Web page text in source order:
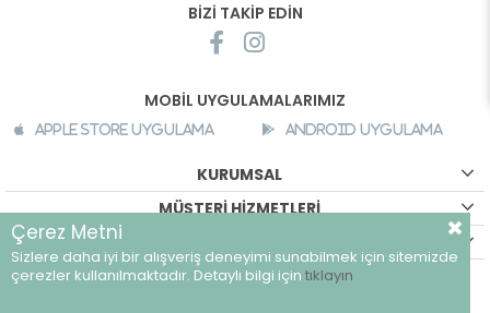
BİZİ TAKİP EDİN
MOBİL UYGULAMALARIMIZ
Apple Store Uygulama Android Uygulama
KURUMSAL
MÜŞTERİ HİZMETLERİ
©breeze.com.tr - Tüm hakları saklıdır.
Çerez Metni
Sizlere daha iyi bir alışveriş deneyimi sunabilmek için sitemizde
çerezler kullanılmaktadır. Detaylı bilgi için tıklayın